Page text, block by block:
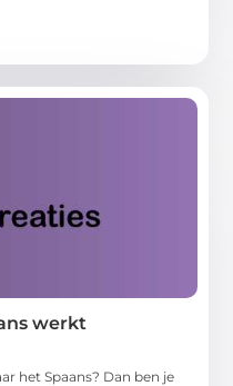
werkt
het Spaans? Dan ben je